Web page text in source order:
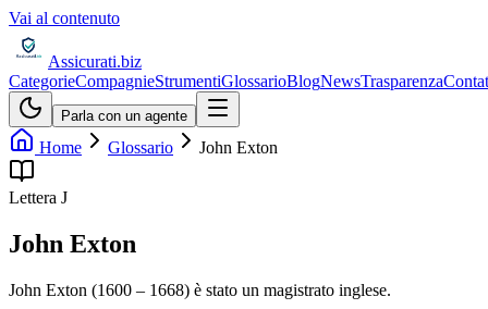
Vai al contenuto
Assicurati.biz
CategorieCompagnieStrumentiGlossarioBlogNewsTrasparenza
Parla con un agente
Home Glossario John Exton
Lettera J
John Exton
John Exton (1600 – 1668) è stato un magistrato inglese.